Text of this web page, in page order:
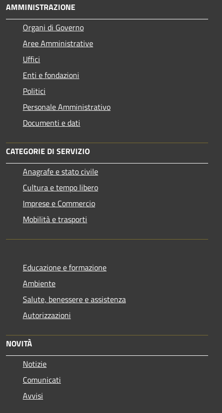
AMMINISTRAZIONE
Organi di Governo
Aree Amministrative
Uffici
Enti e fondazioni
Politici
Personale Amministrativo
Documenti e dati
CATEGORIE DI SERVIZIO
Anagrafe e stato civile
Cultura e tempo libero
Imprese e Commercio
Mobilità e trasporti
Educazione e formazione
Ambiente
Salute, benessere e assistenza
Autorizzazioni
NOVITÀ
Notizie
Comunicati
Avvisi